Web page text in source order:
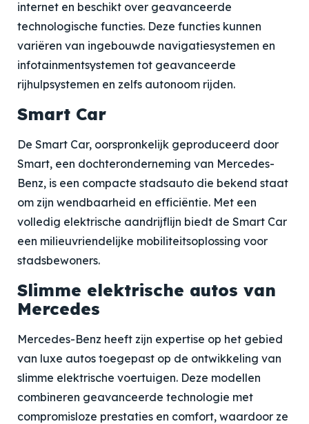
internet en beschikt over geavanceerde
technologische functies. Deze functies kunnen
variëren van ingebouwde navigatiesystemen en
infotainmentsystemen tot geavanceerde
rijhulpsystemen en zelfs autonoom rijden.
Smart Car
De Smart Car, oorspronkelijk geproduceerd door
Smart, een dochteronderneming van Mercedes-
Benz, is een compacte stadsauto die bekend staat
om zijn wendbaarheid en efficiëntie. Met een
volledig elektrische aandrijflijn biedt de Smart Car
een milieuvriendelijke mobiliteitsoplossing voor
stadsbewoners.
Slimme elektrische autos van
Mercedes
Mercedes-Benz heeft zijn expertise op het gebied
van luxe autos toegepast op de ontwikkeling van
slimme elektrische voertuigen. Deze modellen
combineren geavanceerde technologie met
compromisloze prestaties en comfort, waardoor ze